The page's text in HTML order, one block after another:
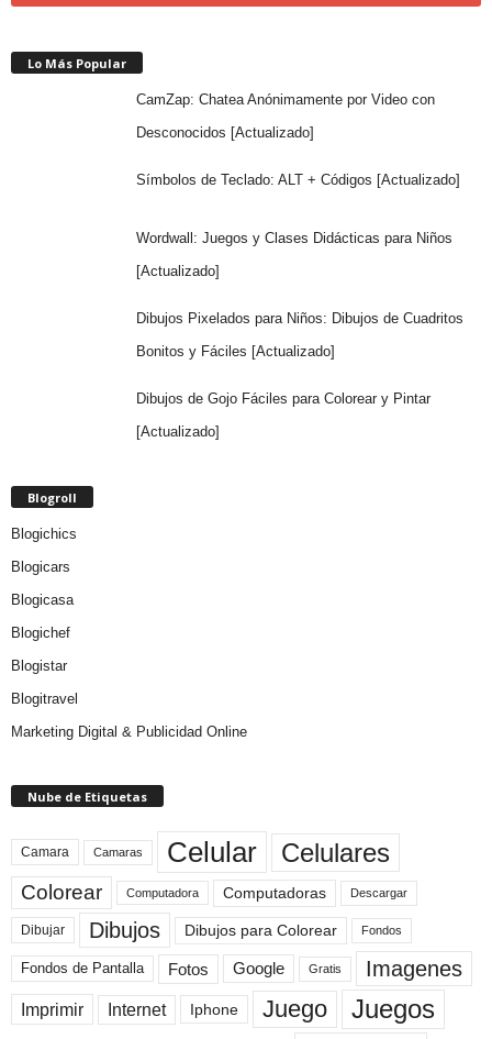
Lo Más Popular
CamZap: Chatea Anónimamente por Video con
Desconocidos [Actualizado]
Símbolos de Teclado: ALT + Códigos [Actualizado]
Wordwall: Juegos y Clases Didácticas para Niños
[Actualizado]
Dibujos Pixelados para Niños: Dibujos de Cuadritos
Bonitos y Fáciles [Actualizado]
Dibujos de Gojo Fáciles para Colorear y Pintar
[Actualizado]
Blogroll
Blogichics
Blogicars
Blogicasa
Blogichef
Blogistar
Blogitravel
Marketing Digital & Publicidad Online
Nube de Etiquetas
Camara Camaras Celular Celulares
Colorear Computadora Computadoras Descargar
Dibujar Dibujos Dibujos para Colorear Fondos
Fondos de Pantalla Fotos Google Gratis Imagenes
Imprimir Internet Iphone Juego Juegos